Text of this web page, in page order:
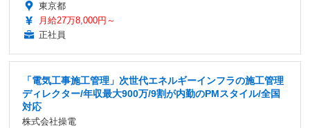
東京都
月給27万8,000円～
正社員
「電気工事施工管理」次世代エネルギーインフラの施工管理
ディレクター/年収最大900万/9割が内勤のPMスタイル/全国
対応
株式会社操電